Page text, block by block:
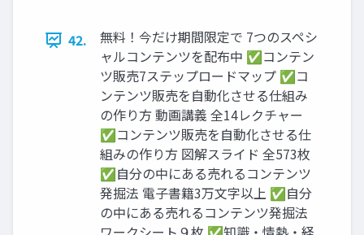
42.
無料！今だけ期間限定で 7つのスペシ
ャルコンテンツを配布中 ✅コンテン
ツ販売7ステップロードマップ ✅コ
ンテンツ販売を自動化させる仕組み
の作り方 動画講義 全14レクチャー
✅コンテンツ販売を自動化させる仕
組みの作り方 図解スライド 全573枚
✅自分の中にある売れるコンテンツ
発掘法 電子書籍3万文字以上 ✅自分
の中にある売れるコンテンツ発掘法